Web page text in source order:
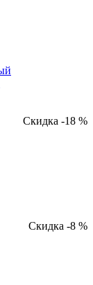
Скидка -18 %
Скидка -8 %